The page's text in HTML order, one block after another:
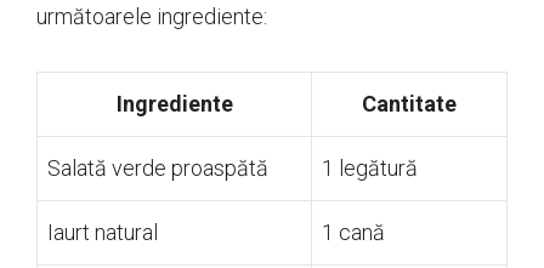
următoarele ingrediente:
Ingrediente Cantitate
Salată verde proaspătă 1 legătură
Iaurt natural 1 cană